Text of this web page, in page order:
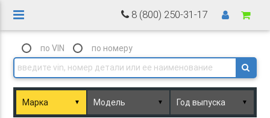
8 (800) 250-31-17
по VIN по номеру
▼ ▼ ▼